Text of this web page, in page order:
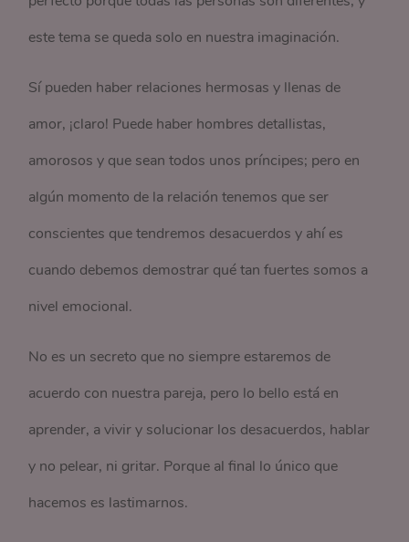
este tema se queda solo en nuestra imaginación.
Sí pueden haber relaciones hermosas y llenas de
amor, ¡claro! Puede haber hombres detallistas,
amorosos y que sean todos unos príncipes; pero en
algún momento de la relación tenemos que ser
conscientes que tendremos desacuerdos y ahí es
cuando debemos demostrar qué tan fuertes somos a
nivel emocional.
No es un secreto que no siempre estaremos de
acuerdo con nuestra pareja, pero lo bello está en
aprender, a vivir y solucionar los desacuerdos, hablar
y no pelear, ni gritar. Porque al final lo único que
hacemos es lastimarnos.